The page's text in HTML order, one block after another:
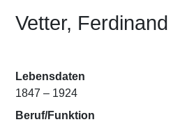
Vetter, Ferdinand
Lebensdaten
1847 – 1924
Beruf/Funktion